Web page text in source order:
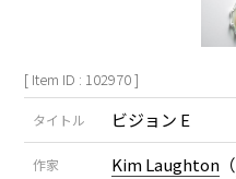
[ Item ID : 102970 ]
タイトル ビジョン E
作家 Kim Laughton （